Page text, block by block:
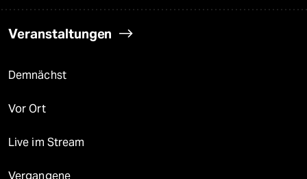
Veranstaltungen
Demnächst
Vor Ort
Live im Stream
Vergangene